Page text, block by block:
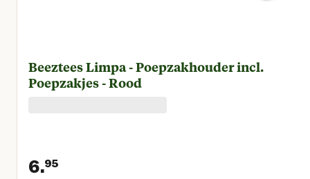
Beeztees Limpa - Poepzakhouder incl.
Poepzakjes - Rood
6.95